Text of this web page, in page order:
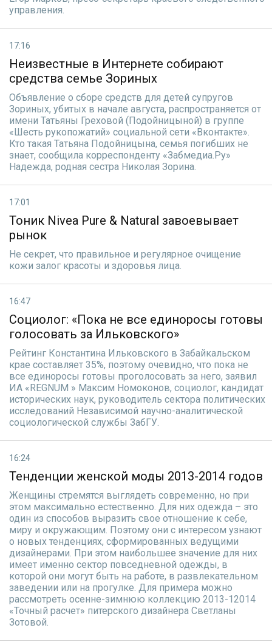
управления.
17:16
Неизвестные в Интернете собирают
средства семье Зориных
Объявление о сборе средств для детей супругов
Зориных, убитых в начале августа, распространяется от
имени Татьяны Греховой (Подойницыной) в группе
«Шесть рукопожатий» социальной сети «Вконтакте».
Кто такая Татьяна Подойницына, семья погибших не
знает, сообщила корреспонденту «Забмедиа.Ру»
Надежда, родная сестра Николая Зорина.
17:01
Тоник Nivea Pure & Natural завоевывает
рынок
Не секрет, что правильное и регулярное очищение
кожи залог красоты и здоровья лица.
16:47
Социолог: «Пока не все единоросы готовы
голосовать за Ильковского»
Рейтинг Константина Ильковского в Забайкальском
крае составляет 35%, поэтому очевидно, что пока не
все единоросы готовы проголосовать за него, заявил
ИА «REGNUM » Максим Номоконов, социолог, кандидат
исторических наук, руководитель сектора политических
исследований Независимой научно-аналитической
социологической службы ЗабГУ.
16:24
Тенденции женской моды 2013-2014 годов
Женщины стремятся выглядеть современно, но при
этом максимально естественно. Для них одежда – это
один из способов выразить свое отношение к себе,
миру и окружающим. Поэтому они с интересом узнают
о новых тенденциях, сформированных ведущими
дизайнерами. При этом наибольшее значение для них
имеет именно сектор повседневной одежды, в
которой они могут быть на работе, в развлекательном
заведении или на прогулке. Для примера можно
рассмотреть осенне-зимнюю коллекцию 2013-12014
«Точный расчет» питерского дизайнера Светланы
Зотовой.